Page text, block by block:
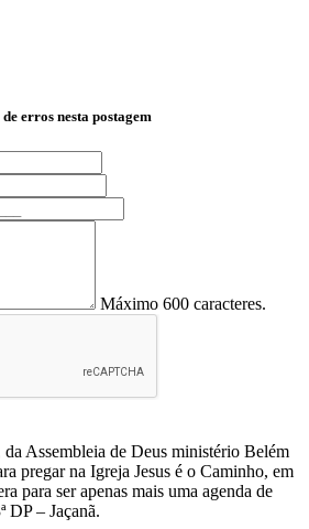
erros nesta postagem
Máximo 600 caracteres.
da Assembleia de Deus ministério Belém
pregar na Igreja Jesus é o Caminho, em
para ser apenas mais uma agenda de
DP – Jaçanã.